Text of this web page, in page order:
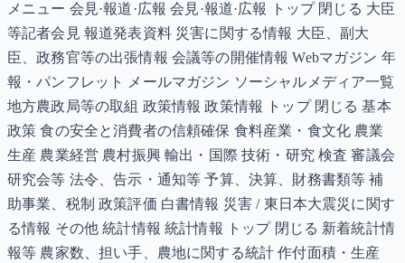
メニュー 会見·報道·広報 会見·報道·広報 トップ 閉じる 大臣
等記者会見 報道発表資料 災害に関する情報 大臣、副大
臣、政務官等の出張情報 会議等の開催情報 Webマガジン 年
報・パンフレット メールマガジン ソーシャルメディア一覧
地方農政局等の取組 政策情報 政策情報 トップ 閉じる 基本
政策 食の安全と消費者の信頼確保 食料産業・食文化 農業
生産 農業経営 農村振興 輸出・国際 技術・研究 検査 審議会
研究会等 法令、告示・通知等 予算、決算、財務書類等 補
助事業、税制 政策評価 白書情報 災害 / 東日本大震災に関す
る情報 その他 統計情報 統計情報 トップ 閉じる 新着統計情
報等 農家数、担い手、農地に関する統計 作付面積・生産